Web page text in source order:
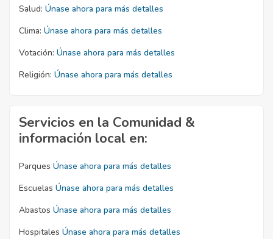
Salud: Únase ahora para más detalles
Clima: Únase ahora para más detalles
Votación: Únase ahora para más detalles
Religión: Únase ahora para más detalles
Servicios en la Comunidad &
información local en:
Parques Únase ahora para más detalles
Escuelas Únase ahora para más detalles
Abastos Únase ahora para más detalles
Hospitales Únase ahora para más detalles